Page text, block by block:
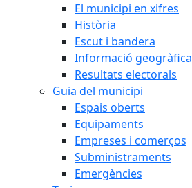
El municipi en xifres
Història
Escut i bandera
Informació geogràfica
Resultats electorals
Guia del municipi
Espais oberts
Equipaments
Empreses i comerços
Subministraments
Emergències